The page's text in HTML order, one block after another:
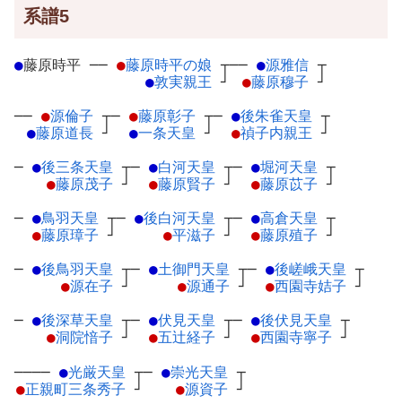
系譜5
●藤原時平 ── ●藤原時平の娘 ┬
●敦実親王 ┘
── ●源雅信 ┬
●藤原穆子 ┘
── ●源倫子 ┬
●藤原道長 ┘
─ ●藤原彰子 ┬
●一条天皇 ┘
─ ●後朱雀天皇 ┬
●禎子内親王 ┘
─ ●後三条天皇 ┬
●藤原茂子 ┘
─ ●白河天皇 ┬
●藤原賢子 ┘
─ ●堀河天皇 ┬
●藤原苡子 ┘
─ ●鳥羽天皇 ┬
●藤原璋子 ┘
─ ●後白河天皇 ┬
●平滋子 ┘
─ ●高倉天皇 ┬
●藤原殖子 ┘
─ ●後鳥羽天皇 ┬
●源在子 ┘
─ ●土御門天皇 ┬
●源通子 ┘
─ ●後嵯峨天皇 ┬
●西園寺姞子 ┘
─ ●後深草天皇 ┬
●洞院愔子 ┘
─ ●伏見天皇 ┬
●五辻経子 ┘
─ ●後伏見天皇 ┬
●西園寺寧子 ┘
──── ●光厳天皇 ┬
●正親町三条秀子 ┘
─ ●崇光天皇 ┬
●源資子 ┘